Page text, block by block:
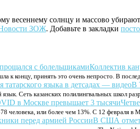
весеннему солнцу и массово
ЗОЖ. Добавьте в закладки
Коллектив
к концу, принять это очень непросто. В
В
Сеть казанских полилингвальных школ
человека, или более чем 13%. С 12 февраля
В США